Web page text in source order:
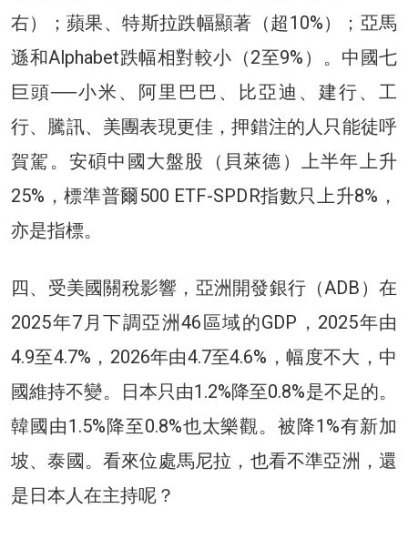
右）；蘋果、特斯拉跌幅顯著（超10%）；亞馬
遜和Alphabet跌幅相對較小（2至9%）‌‌。中國七
巨頭──小米、阿里巴巴、比亞迪、建行、工
行、騰訊、美團表現更佳，押錯注的人只能徒呼
賀駕。安碩中國大盤股（貝萊德）上半年上升
25%，標準普爾500 ETF-SPDR指數只上升8%，
亦是指標。
四、受美國關稅影響，亞洲開發銀行（ADB）在
2025年7月下調亞洲46區域的GDP，2025年由
4.9至4.7%，2026年由4.7至4.6%，幅度不大，中
國維持不變。日本只由1.2%降至0.8%是不足的。
韓國由1.5%降至0.8%也太樂觀。被降1%有新加
坡、泰國。看來位處馬尼拉，也看不準亞洲，還
是日本人在主持呢？